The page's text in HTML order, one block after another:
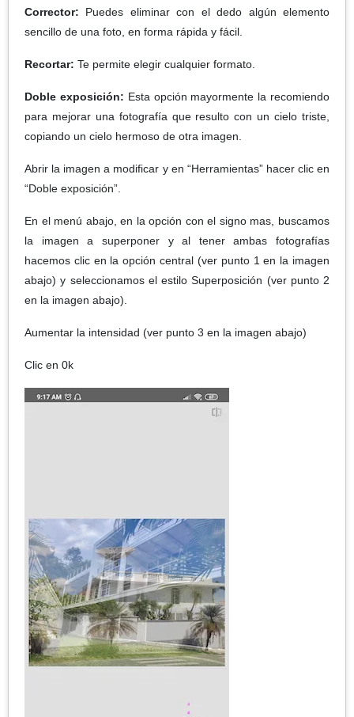
Corrector: Puedes eliminar con el dedo algún elemento
sencillo de una foto, en forma rápida y fácil.
Recortar: Te permite elegir cualquier formato.
Doble exposición: Esta opción mayormente la recomiendo
para mejorar una fotografía que resulto con un cielo triste,
copiando un cielo hermoso de otra imagen.
Abrir la imagen a modificar y en “Herramientas” hacer clic en
“Doble exposición”.
En el menú abajo, en la opción con el signo mas, buscamos
la imagen a superponer y al tener ambas fotografías
hacemos clic en la opción central (ver punto 1 en la imagen
abajo) y seleccionamos el estilo Superposición (ver punto 2
en la imagen abajo).
Aumentar la intensidad (ver punto 3 en la imagen abajo)
Clic en 0k